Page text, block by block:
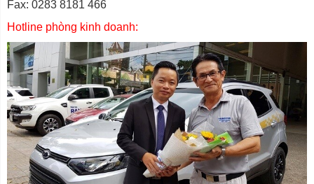
Fax: 0283 8181 466
Hotline phòng kinh doanh: